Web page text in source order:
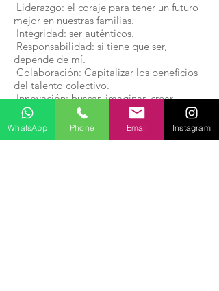
Liderazgo: el coraje para tener un futuro
mejor en nuestras familias.
Integridad: ser auténticos.
Responsabilidad: si tiene que ser,
depende de mí.
Colaboración: Capitalizar los beneficios
del talento colectivo.
Innovación: buscar, imaginar, crear.
Calidad: todo lo que hacemos lo
hacemos bien.
WhatsApp Phone Email Instagram